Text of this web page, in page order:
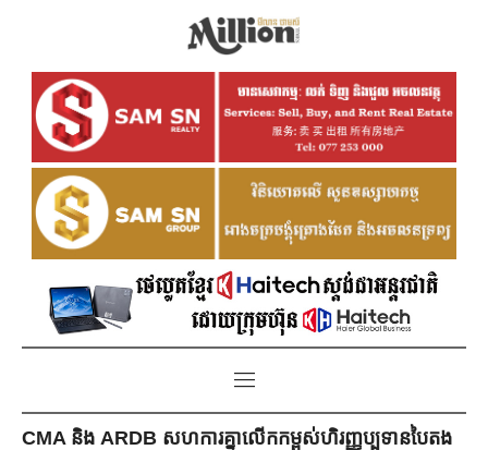
CMA និង ARDB សហការគ្នាលើកកម្ពស់ហិរញ្ញប្បទានបៃតង